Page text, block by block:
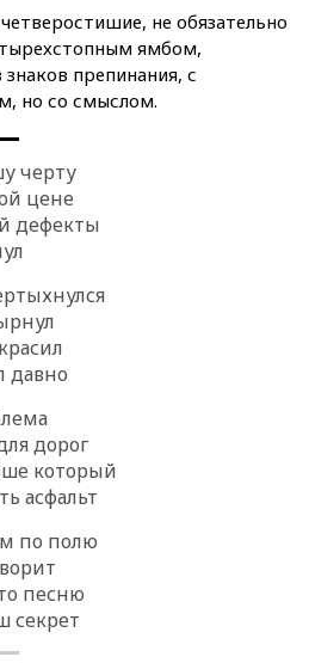
не обязательно
ямбом,
препинания, с
но со смыслом.
черту
цене
дефекты
давно
дорог
который
асфальт
по полю
песню
секрет